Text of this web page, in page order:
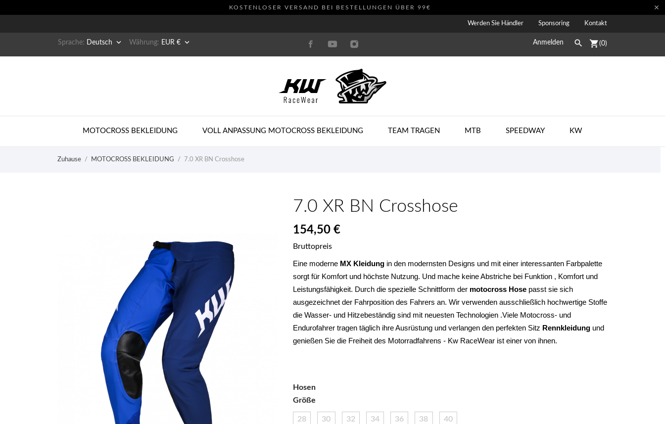
KOSTENLOSER VERSAND BEI BESTELLUNGEN ÜBER 99€ 
Werden Sie Händler Sponsoring Kontakt
Sprache: Deutsch  Währung: EUR €  Anmelden  shopping_cart(0)
MOTOCROSS BEKLEIDUNG VOLL ANPASSUNG MOTOCROSS BEKLEIDUNG TEAM TRAGEN MTB SPEEDWAY KW
Zuhause MOTOCROSS BEKLEIDUNG 7.0 XR BN Crosshose
7.0 XR BN Crosshose
154,50 €
Bruttopreis
Eine moderne MX Kleidung in den modernsten Designs und mit einer interessanten Farbpalette
sorgt für Komfort und höchste Nutzung. Und mache keine Abstriche bei Funktion , Komfort und
Leistungsfähigkeit. Durch die spezielle Schnittform der motocross Hose passt sie sich
ausgezeichnet der Fahrposition des Fahrers an. Wir verwenden ausschließlich hochwertige Stoffe
die Wasser- und Hitzebeständig sind mit neuesten Technologien .Viele Motocross- und
Endurofahrer tragen täglich ihre Ausrüstung und verlangen den perfekten Sitz Rennkleidung und
genießen Sie die Freiheit des Motorradfahrens - Kw RaceWear ist einer von ihnen.
Hosen
Größe
28 30 32 34 36 38 40